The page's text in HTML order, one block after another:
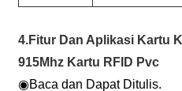
4.Fitur Dan Aplikasi Kartu
915Mhz Kartu RFID Pvc
◉Baca dan Dapat Ditulis.